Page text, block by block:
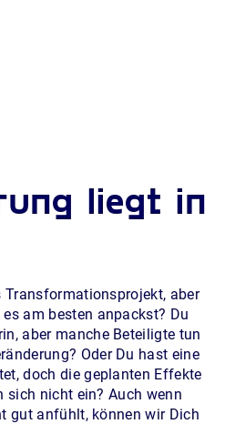
liegt in
aber
am besten anpackst? Du
aber manche Beteiligte tun
Oder Du hast eine
doch die geplanten Effekte
sich nicht ein? Auch wenn
gut anfühlt, können wir Dich